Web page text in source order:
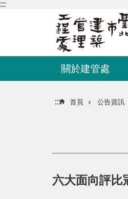
跳到主要內容區塊
:::
關於建管處
::: 首頁 公告資訊
六大面向評比